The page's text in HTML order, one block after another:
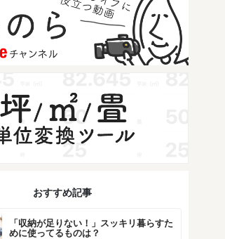
おすすめ記事
「収納が足りない！」スッキリ暮らすた
めに使ってるものは？